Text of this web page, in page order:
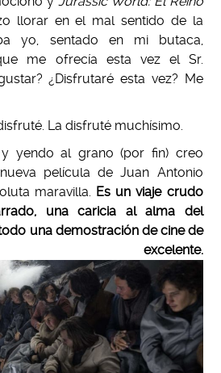
llorar en el mal sentido de la
yo, sentado en mi butaca,
me ofrecía esta vez el Sr.
¿Disfrutaré esta vez? Me
La disfruté muchísimo.
yendo al grano (por fin) creo
película de Juan Antonio
maravilla. Es un viaje crudo
una caricia al alma del
una demostración de cine de